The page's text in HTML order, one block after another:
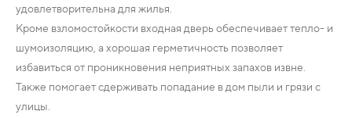
удовлетворительна для жилья.
Кроме взломостойкости входная дверь обеспечивает тепло- и
шумоизоляцию, а хорошая герметичность позволяет
избавиться от проникновения неприятных запахов извне.
Также помогает сдерживать попадание в дом пыли и грязи с
улицы.